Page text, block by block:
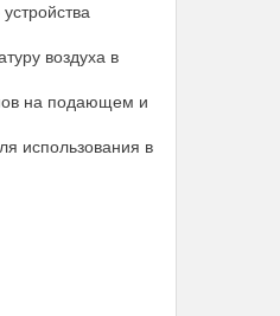
воздуха в
на подающем и
использования в